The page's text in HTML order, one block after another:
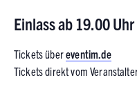
Einlass ab 19.00
Tickets übereventim.de
Tickets direkt vom